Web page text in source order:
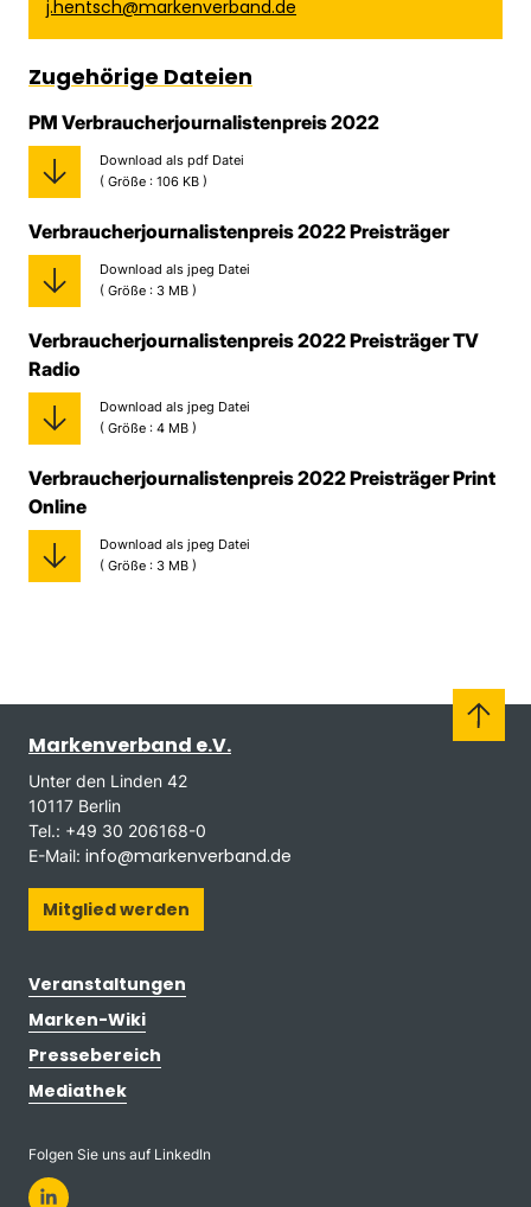
j.hentsch@markenverband.de
Zugehörige Dateien
PM Verbraucherjournalistenpreis 2022
Download als pdf Datei
( Größe : 106 KB )
Verbraucherjournalistenpreis 2022 Preisträger
Download als jpeg Datei
( Größe : 3 MB )
Verbraucherjournalistenpreis 2022 Preisträger TV
Radio
Download als jpeg Datei
( Größe : 4 MB )
Verbraucherjournalistenpreis 2022 Preisträger Print
Online
Download als jpeg Datei
( Größe : 3 MB )
Markenverband e.V.
Unter den Linden 42
10117 Berlin
Tel.: +49 30 206168-0
E-Mail: info@markenverband.de
Mitglied werden
Veranstaltungen
Marken-Wiki
Pressebereich
Mediathek
Folgen Sie uns auf LinkedIn